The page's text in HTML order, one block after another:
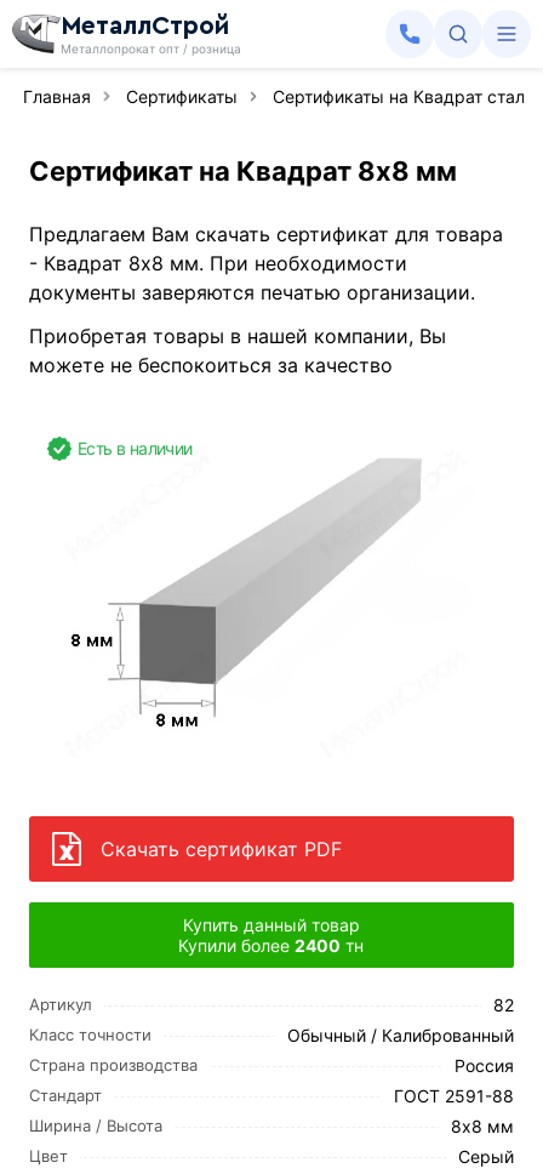
МеталлСтрой
Металлопрокат опт / розница
Главная Сертификаты Сертификаты на Квадрат
Сертификат на Квадрат 8х8 мм
Предлагаем Вам скачать сертификат для товара
- Квадрат 8х8 мм. При необходимости
документы заверяются печатью организации.
Приобретая товары в нашей компании, Вы
можете не беспокоиться за качество
Есть в наличии
Скачать сертификат PDF
Купить данный товар
Купили более2400 тн
Артикул 82
Класс точности Обычный / Калиброванный
Страна производства Россия
Стандарт ГОСТ 2591-88
Ширина / Высота 8х8 мм
Цвет Серый